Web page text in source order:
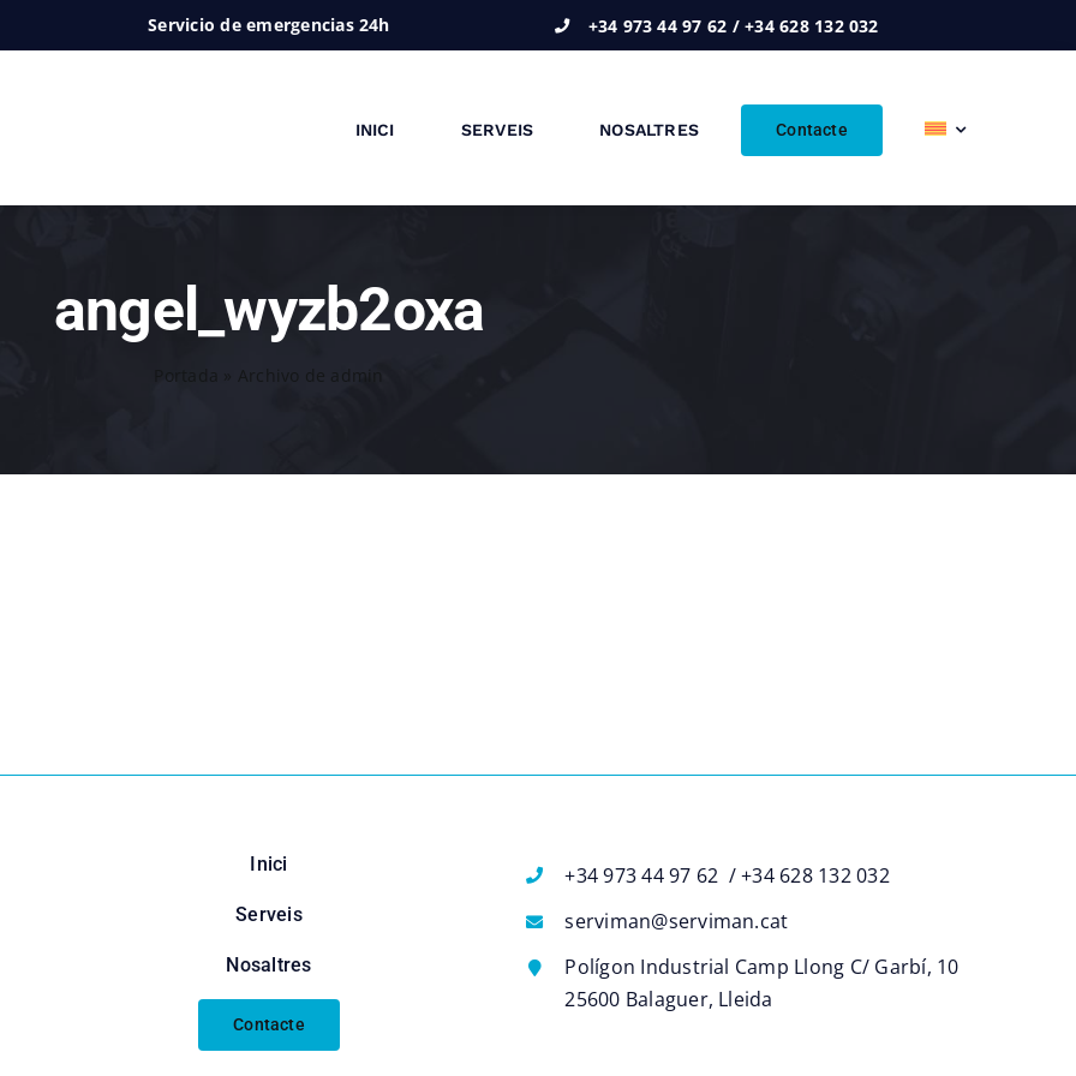
Servicio de emergencias 24h +34 973 44 97 62 / +34 628 132 032
INICI SERVEIS NOSALTRES Contacte
angel_wyzb2oxa
Portada Archivo de admin
Inici
Serveis
Nosaltres
Contacte
+34 973 44 97 62 / +34 628 132 032
serviman@serviman.cat
Polígon Industrial Camp Llong C/ Garbí, 10
25600 Balaguer, Lleida